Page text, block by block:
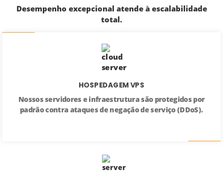
Desempenho excepcional atende à escalabilidade
total.
HOSPEDAGEM VPS
Nossos servidores e infraestrutura são protegidos por
padrão contra ataques de negação de serviço (DDoS).